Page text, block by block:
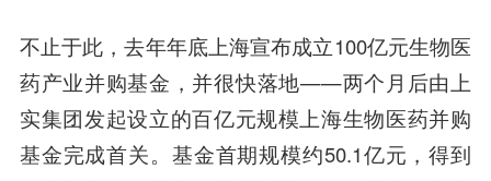
不止于此，去年年底上海宣布成立100亿元生物医
药产业并购基金，并很快落地——两个月后由上
实集团发起设立的百亿元规模上海生物医药并购
基金完成首关。基金首期规模约50.1亿元，得到